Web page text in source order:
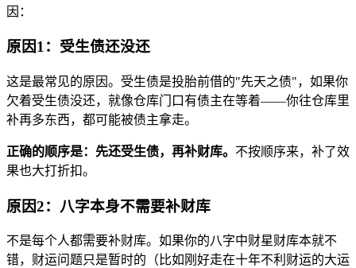
因：
原因1：受生债还没还
这是最常见的原因。受生债是投胎前借的"先天之债"，如果你
欠着受生债没还，就像仓库门口有债主在等着——你往仓库里
补再多东西，都可能被债主拿走。
正确的顺序是：先还受生债，再补财库。 不按顺序来，补了效
果也大打折扣。
原因2：八字本身不需要补财库
不是每个人都需要补财库。如果你的八字中财星财库本就不
错，财运问题只是暂时的（比如刚好走在十年不利财运的大运